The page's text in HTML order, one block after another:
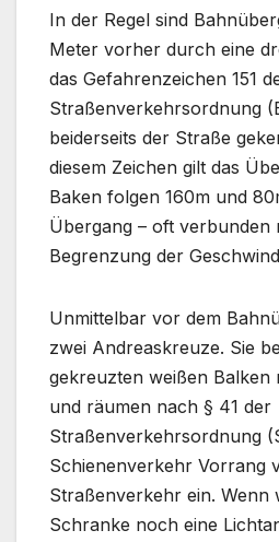
In der Regel sind
Meter vorher durch eine
das Gefahrenzeichen 151
Straßenverkehrsordnung
beiderseits der Straße
diesem Zeichen gilt das
Baken folgen 160m und
Übergang – oft verbunden
Begrenzung der
Unmittelbar vor dem
zwei Andreaskreuze. Sie
gekreuzten weißen Balken
und räumen nach § 41 der
Straßenverkehrsordnung
Schienenverkehr Vorrang
Straßenverkehr ein. Wenn
Schranke noch eine